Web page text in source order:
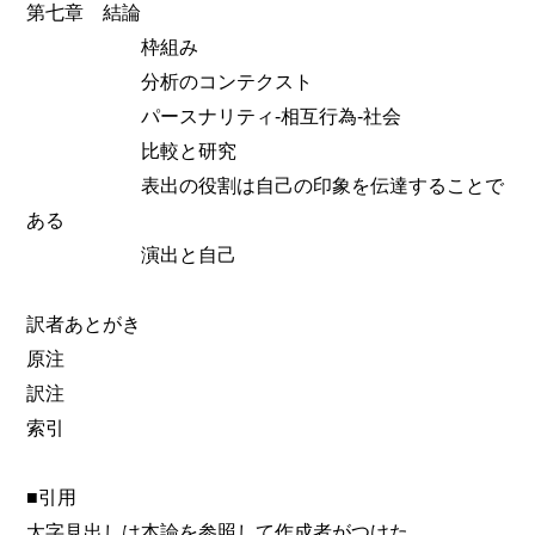
第七章 結論
枠組み
分析のコンテクスト
パースナリティ‐相互行為‐社会
比較と研究
表出の役割は自己の印象を伝達することで
ある
演出と自己
訳者あとがき
原注
訳注
索引
■引用